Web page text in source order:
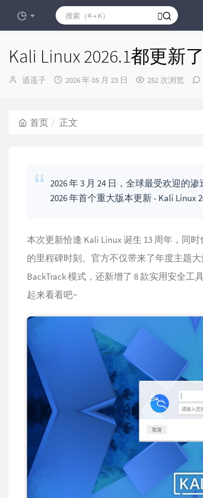
Kali Linux 2026.1都更新
博
逍遥子
发
2026 年 05 月 23 日 252 次浏览
首页 正文
2026 年 3 月 24 日，全球最受欢迎的
2026 年首个重大版本更新 - Kali Linux
本次更新恰逢 Kali Linux 诞生 13 周年，同
的里程碑时刻。官方不仅带来了年度主题
BackTrack 模式，还新增了 8 款实用安全工
起来看看吧~